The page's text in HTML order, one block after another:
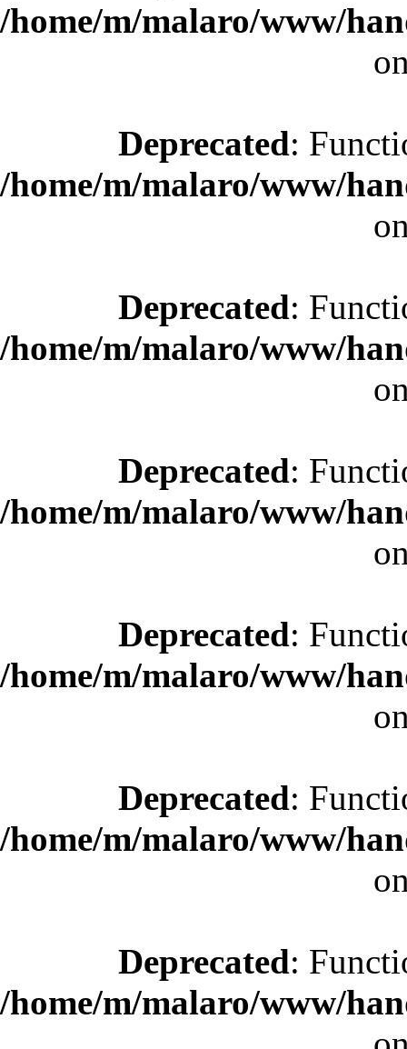
/home/m/malaro/www/
Deprecated:
/home/m/malaro/www/
Deprecated:
/home/m/malaro/www/
Deprecated:
/home/m/malaro/www/
Deprecated:
/home/m/malaro/www/
Deprecated:
/home/m/malaro/www/
Deprecated:
/home/m/malaro/www/